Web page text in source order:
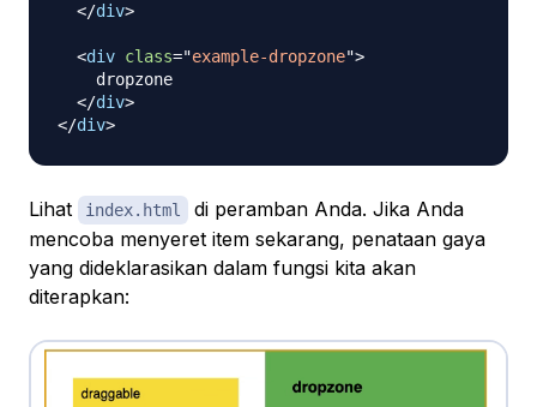
</div>
<div class="example-dropzone">
    dropzone
</div>
</div>
Lihat index.html
di peramban Anda. Jika Anda
mencoba menyeret item sekarang, penataan gaya
yang dideklarasikan dalam fungsi kita akan
diterapkan: